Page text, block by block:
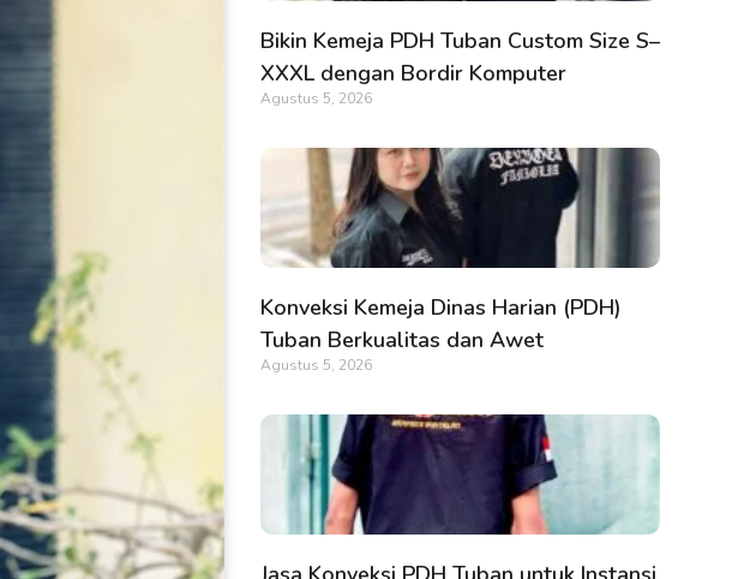
Bikin Kemeja PDH Tuban Custom Size S–
XXXL dengan Bordir Komputer
Agustus 5, 2026
Konveksi Kemeja Dinas Harian (PDH)
Tuban Berkualitas dan Awet
Agustus 5, 2026